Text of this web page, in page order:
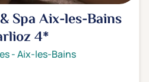
(2)
Spa Aix-les-Bains
4*
-Aix-les-Bains